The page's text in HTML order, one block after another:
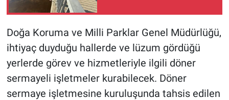
Doğa Koruma ve Milli Parklar Genel Müdürlüğü,
ihtiyaç duyduğu hallerde ve lüzum gördüğü
yerlerde görev ve hizmetleriyle ilgili döner
sermayeli işletmeler kurabilecek. Döner
sermaye işletmesine kuruluşunda tahsis edilen